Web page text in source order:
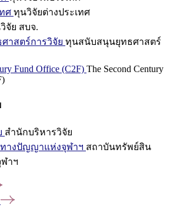
ศ ทุนวิจัยต่างประเทศ
จัย สบจ.
าสตร์การวิจัย ทุนสนับสนุนยุทธศาสตร์
Fund Office (C2F) The Second Century
สำนักบริหารวิจัย
างปัญญาแห่งจุฬาฯ สถาบันทรัพย์สิน
าฯ